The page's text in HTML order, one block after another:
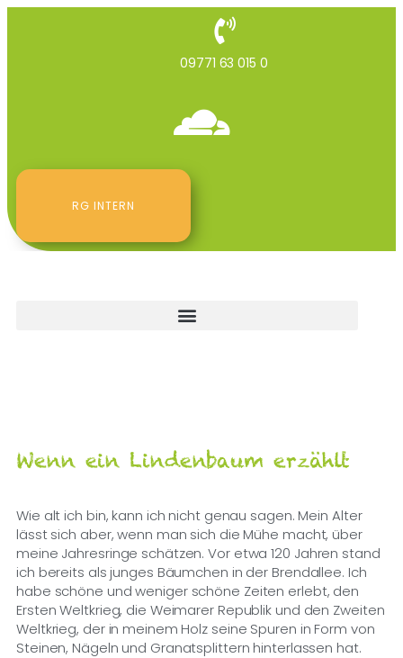
09771 63 015 0
RG INTERN
Wenn ein Lindenbaum erzählt
Wie alt ich bin, kann ich nicht genau sagen. Mein Alter
lässt sich aber, wenn man sich die Mühe macht, über
meine Jahresringe schätzen. Vor etwa 120 Jahren stand
ich bereits als junges Bäumchen in der Brendallee. Ich
habe schöne und weniger schöne Zeiten erlebt, den
Ersten Weltkrieg, die Weimarer Republik und den Zweiten
Weltkrieg, der in meinem Holz seine Spuren in Form von
Steinen, Nägeln und Granatsplittern hinterlassen hat.